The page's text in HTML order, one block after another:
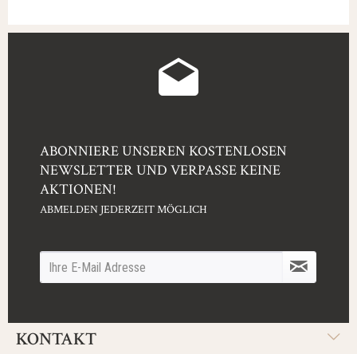
ABONNIERE UNSEREN KOSTENLOSEN
NEWSLETTER UND VERPASSE KEINE
AKTIONEN!
ABMELDEN JEDERZEIT MÖGLICH
KONTAKT